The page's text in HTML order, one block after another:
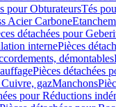
pour ObturateursTés
Acier Carbone
détachées pour
internePièces
démontables
Pièces détachées
Cuivre, gazManchons
pour Réductions